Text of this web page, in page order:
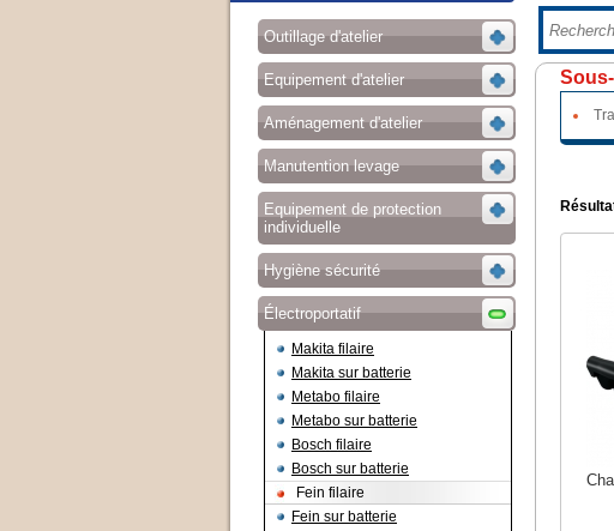
Outillage d'atelier
Equipement d'atelier
Aménagement d'atelier
Manutention levage
Equipement de protection
individuelle
Hygiène sécurité
Électroportatif
Makita filaire
Makita sur batterie
Metabo filaire
Metabo sur batterie
Bosch filaire
Bosch sur batterie
Fein filaire
Fein sur batterie